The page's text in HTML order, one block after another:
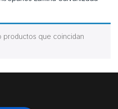
productos que coincidan